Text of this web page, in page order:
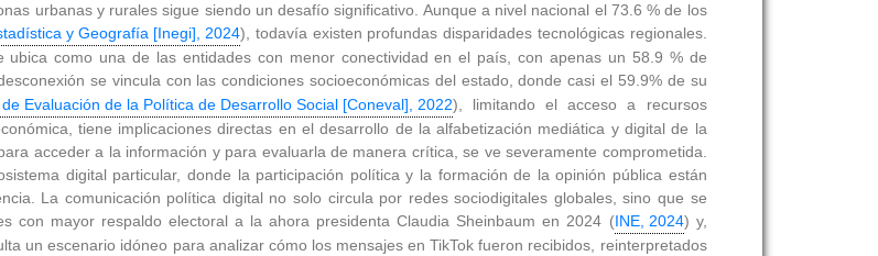
urbanas y rurales sigue siendo un desafío significativo. Aunque a nivel nacional el 73.6 % de los
y Geografía [Inegi], 2024), todavía existen profundas disparidades tecnológicas regionales.
como una de las entidades con menor conectividad en el país, con apenas un 58.9 % de
se vincula con las condiciones socioeconómicas del estado, donde casi el 59.9% de su
Evaluación de la Política de Desarrollo Social [Coneval], 2022), limitando el acceso a recursos
tiene implicaciones directas en el desarrollo de la alfabetización mediática y digital de la
acceder a la información y para evaluarla de manera crítica, se ve severamente comprometida.
digital particular, donde la participación política y la formación de la opinión pública están
La comunicación política digital no solo circula por redes sociodigitales globales, sino que se
con mayor respaldo electoral a la ahora presidenta Claudia Sheinbaum en 2024 (INE, 2024) y,
un escenario idóneo para analizar cómo los mensajes en TikTok fueron recibidos, reinterpretados